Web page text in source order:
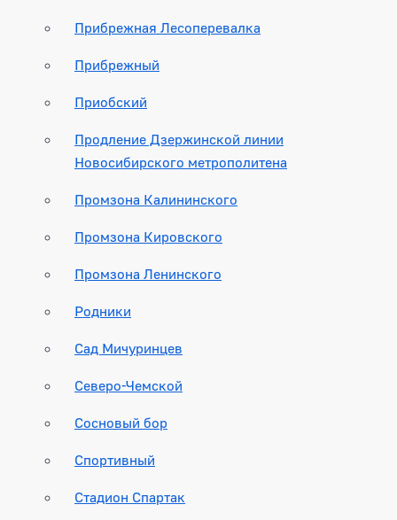
Прибрежная Лесоперевалка
Прибрежный
Приобский
Продление Дзержинской линии
Новосибирского метрополитена
Промзона Калининского
Промзона Кировского
Промзона Ленинского
Родники
Сад Мичуринцев
Северо-Чемской
Сосновый бор
Спортивный
Стадион Спартак